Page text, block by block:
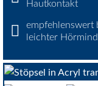
Hautkontakt
empfehlenswert
leichter